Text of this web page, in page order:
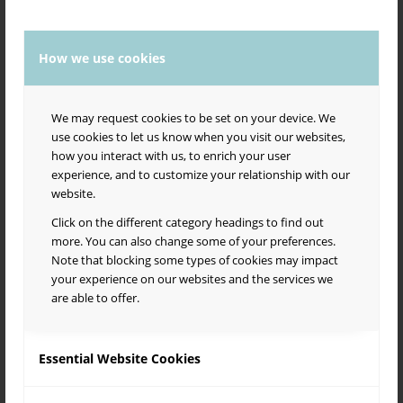
How we use cookies
We may request cookies to be set on your device. We
use cookies to let us know when you visit our websites,
how you interact with us, to enrich your user
experience, and to customize your relationship with our
website.
Click on the different category headings to find out
more. You can also change some of your preferences.
Note that blocking some types of cookies may impact
your experience on our websites and the services we
are able to offer.
Essential Website Cookies
mahdollisia).
Vielä pieni knoppitieto yhdistyksen nimestä: Borealis tarkoittaa
lempinimi Sabor tarkoittaa maukasta. Salsa onkin elämäntapa,
nautinto kaikilla mausteilla.
Tervetuloa mukaan iloiseen joukkoomme!
Saborin 20 toimintavuoden aikana salsa- ja lattariskene
Pääkaupunkiseudulla on moninaistunut suuresti. Ensimmäiset
reilun 10 vuotta Sabor tarjosi laajaa tanssin opetusta niin
“Alppilassa” kuin muissakin tapahtumissamme. Viimeisen
kymmenen vuoden aikana salsa- ja lattaritanssikoulujen ja
muiden toimijoiden määrä on kasvanut siinä määrin, että Sabor
toimintatavoilla, rakkaudesta laj(e)i(h)in, osa työkseen ja osa